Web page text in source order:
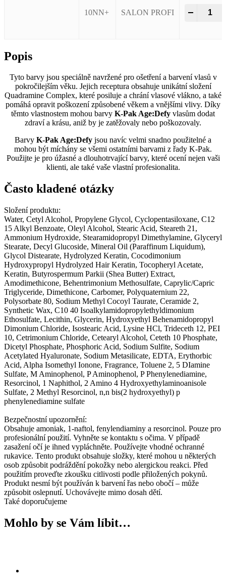
10NN+ SALON PROFI
–
Vero K-
Popis
Tyto barvy jsou speciálně navržené pro ošetření a barvení vlasů v
pokročilejším věku. Jejich receptura obsahuje unikátní složení
Quadramine Complex, které posiluje a chrání vlasové vlákno, a také
pomáhá opravit poškození způsobené věkem a vnějšími vlivy. Díky
těmto vlastnostem mohou barvy K-Pak Age:Defy vlasům dodat
zdraví a krásu, aniž by je zatěžovaly nebo poškozovaly.
Barvy K-Pak Age:Defy jsou navíc velmi snadno použitelné a
mohou být míchány se všemi ostatními barvami z řady K-Pak.
Použijte je pro úžasné a dlouhotrvající barvy, které ocení nejen vaši
klienti, ale také vaše vlastní profesionalita.
Často kladené otázky
Složení produktu:
Water, Cetyl Alcohol, Propylene Glycol, Cyclopentasiloxane, C12
15 Alkyl Benzoate, Oleyl Alcohol, Stearic Acid, Steareth 21,
Ammonium Hydroxide, Stearamidopropyl Dimethylamine, Glyceryl
Stearate, Decyl Glucoside, Mineral Oil (Paraffinum Liquidum),
Glycol Distearate, Hydrolyzed Keratin, Cocodimonium
Hydroxypropyl Hydrolyzed Hair Keratin, Tocopheryl Acetate,
Keratin, Butyrospermum Parkii (Shea Butter) Extract,
Amodimethicone, Behentrimonium Methosulfate, Caprylic/Capric
Triglyceride, Dimethicone, Carbomer, Polyquaternium 22,
Polysorbate 80, Sodium Methyl Cocoyl Taurate, Ceramide 2,
Synthetic Wax, C10 40 Isoalkylamidopropylethyldimonium
Ethosulfate, Lecithin, Glycerin, Hydroxyethyl Behenamidopropyl
Dimonium Chloride, Isostearic Acid, Lysine HCl, Trideceth 12, PEI
10, Cetrimonium Chloride, Cetearyl Alcohol, Ceteth 10 Phosphate,
Dicetyl Phosphate, Phosphoric Acid, Sodium Sulfite, Sodium
Acetylated Hyaluronate, Sodium Metasilicate, EDTA, Erythorbic
Acid, Alpha Isomethyl Ionone, Fragrance, Toluene 2, 5 DIamine
Sulfate, M Aminophenol, P Aminophenol, P Phenylenediamine,
Resorcinol, 1 Naphithol, 2 Amino 4 Hydroxyethylaminoanisole
Sulfate, 2 Methyl Resorcinol, n,n bis(2 hydroxyethyl) p
phenylenediamine sulfate
Bezpečnostní upozornění:
Obsahuje amoniak, 1-naftol, fenylendiaminy a resorcinol. Pouze pro
profesionální použití. Vyhněte se kontaktu s očima. V případě
zasažení očí je ihned vypláchněte. Používejte vhodné ochranné
rukavice. Tento produkt obsahuje složky, které mohou u některých
osob způsobit podráždění pokožky nebo alergickou reakci. Před
použitím proveďte zkoušku citlivosti podle přiložených pokynů.
Produkt nesmí být používán k barvení řas nebo obočí – může
způsobit oslepnutí. Uchovávejte mimo dosah dětí.
Také doporučujeme
Mohlo by se Vám líbit…